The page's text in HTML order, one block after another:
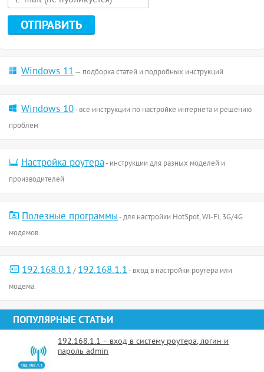
Windows 11— подборка статей и подробных инструкций
Windows 10- все инструкции по настройке интернета и решению
проблем
Настройка роутера- инструкции для разных моделей и
производителей
Полезные программы- для настройки HotSpot, Wi-Fi, 3G/4G
модемов.
192.168.0.1/192.168.1.1- вход в настройки роутера или
модема.
ПОПУЛЯРНЫЕ СТАТЬИ
192.168.1.1 – вход в систему роутера, логин и
пароль admin